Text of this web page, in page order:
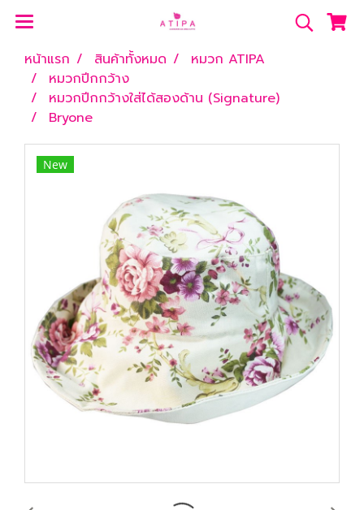
หน้าแรก สินค้าทั้งหมด
หมวก ATIPA
หมวกปีกกว้าง
หมวกปีกกว้างใส่ได้สองด้าน (Signature)
Bryone
New